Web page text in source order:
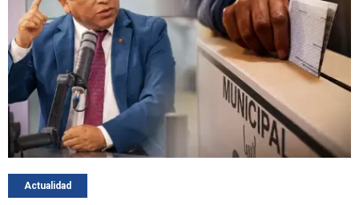
Actualidad